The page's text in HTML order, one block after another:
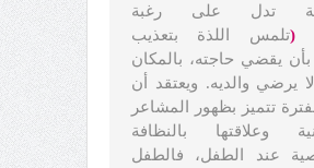
تدل على رغبة
(تلمس اللذة بتعذيب
بأن يقضي حاجته، بالمكان
يرضي والديه. ويعتقد أن
تتميز بظهور المشاعر
وعلاقتها بالنظافة
عند الطفل، فالطفل